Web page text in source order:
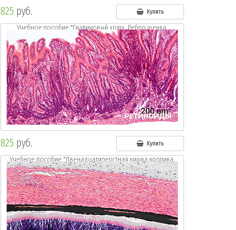
825 руб. Купить
Учебное пособие "Гиалиновый хрящ. Ребро щенка.
Окр.:г.-э."
825 руб. Купить
Учебное пособие "Двенадцатиперстная кишка кролика.
Окр.:г.-э."